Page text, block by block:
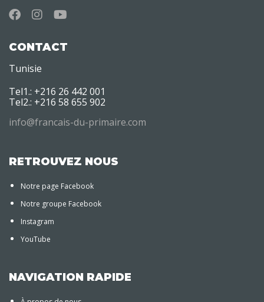
CONTACT
Tunisie
Tel1.: +216 26 442 001
Tel2.: +216 58 655 902
info@francais-du-primaire.com
RETROUVEZ NOUS
Notre page Facebook
Notre groupe Facebook
Instagram
YouTube
NAVIGATION RAPIDE